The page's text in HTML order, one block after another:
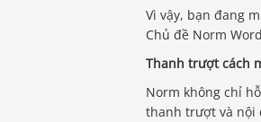
Vì vậy, bạn đang
Chủ đề Norm
Thanh trượt cách
Norm không chỉ
thanh trượt và nội